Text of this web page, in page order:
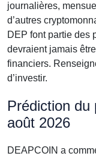
journalières,
d’autres
DEP font partie des
devraient jamais
financiers.
d’investir.
Prédiction
août 2026
DEAPCOIN a